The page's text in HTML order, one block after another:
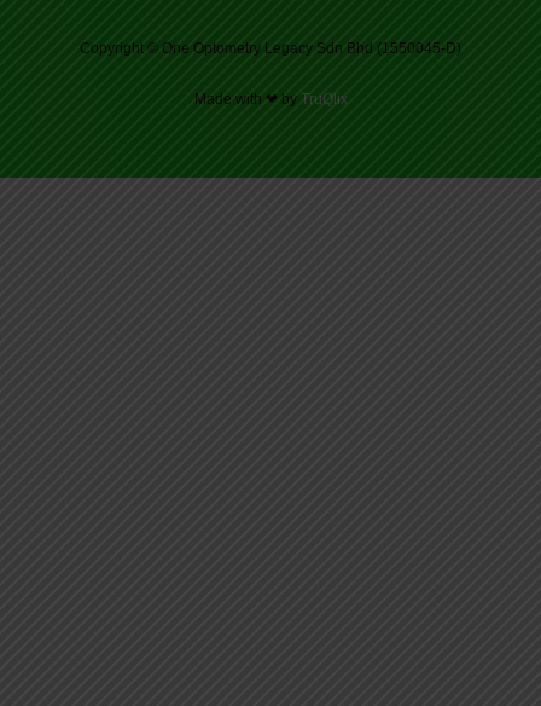
Copyright © One Optometry Legacy Sdn Bhd (1550045-D)
Made with ❤ by TruQlix